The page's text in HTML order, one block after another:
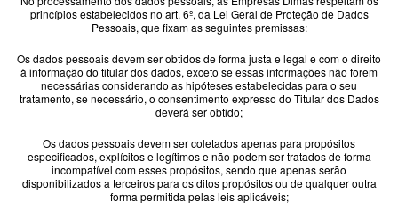
melhores-3
nov2
princípios estabelecidos no art. 6º, da Lei Geral de Proteção de Dados
Pessoais, que fixam as seguintes premissas:
Os dados pessoais devem ser obtidos de forma justa e legal e com o direito
à informação do titular dos dados, exceto se essas informações não forem
necessárias considerando as hipóteses estabelecidas para o seu
tratamento, se necessário, o consentimento expresso do Titular dos Dados
deverá ser obtido;
Os dados pessoais devem ser coletados apenas para propósitos
especificados, explícitos e legítimos e não podem ser tratados de forma
incompatível com esses propósitos, sendo que apenas serão
disponibilizados a terceiros para os ditos propósitos ou de qualquer outra
forma permitida pelas leis aplicáveis;